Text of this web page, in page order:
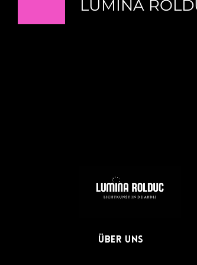
LUMINA
Über uns